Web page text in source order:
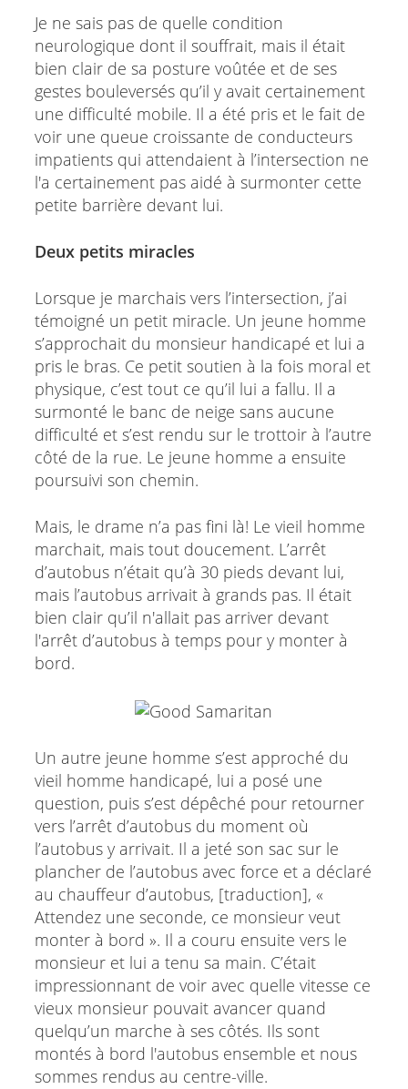
Je ne sais pas de quelle condition
neurologique dont il souffrait, mais il était
bien clair de sa posture voûtée et de ses
gestes bouleversés qu’il y avait certainement
une difficulté mobile. Il a été pris et le fait de
voir une queue croissante de conducteurs
impatients qui attendaient à l’intersection ne
l'a certainement pas aidé à surmonter cette
petite barrière devant lui.
Deux petits miracles
Lorsque je marchais vers l’intersection, j’ai
témoigné un petit miracle. Un jeune homme
s’approchait du monsieur handicapé et lui a
pris le bras. Ce petit soutien à la fois moral et
physique, c’est tout ce qu’il lui a fallu. Il a
surmonté le banc de neige sans aucune
difficulté et s’est rendu sur le trottoir à l’autre
côté de la rue. Le jeune homme a ensuite
poursuivi son chemin.
Mais, le drame n’a pas fini là! Le vieil homme
marchait, mais tout doucement. L’arrêt
d’autobus n’était qu’à 30 pieds devant lui,
mais l’autobus arrivait à grands pas. Il était
bien clair qu’il n'allait pas arriver devant
l'arrêt d’autobus à temps pour y monter à
bord.
Un autre jeune homme s’est approché du
vieil homme handicapé, lui a posé une
question, puis s’est dépêché pour retourner
vers l’arrêt d’autobus du moment où
l’autobus y arrivait. Il a jeté son sac sur le
plancher de l’autobus avec force et a déclaré
au chauffeur d’autobus, [traduction], «
Attendez une seconde, ce monsieur veut
monter à bord ». Il a couru ensuite vers le
monsieur et lui a tenu sa main. C’était
impressionnant de voir avec quelle vitesse ce
vieux monsieur pouvait avancer quand
quelqu’un marche à ses côtés. Ils sont
montés à bord l'autobus ensemble et nous
sommes rendus au centre-ville.